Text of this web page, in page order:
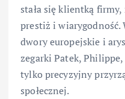
stała się klientką
prestiż i
dwory europejskie i
zegarki Patek,
tylko precyzyjny
społecznej.